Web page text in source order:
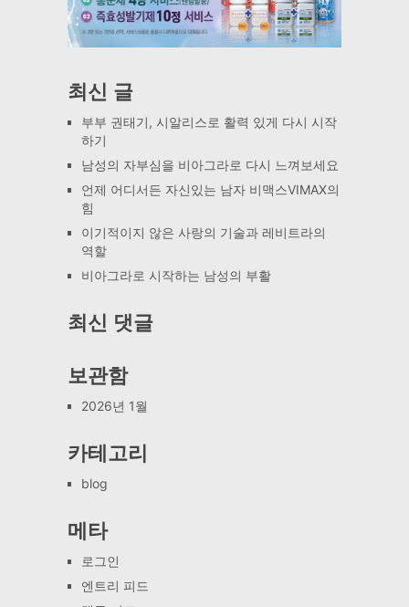
최신 글
부부 권태기, 시알리스로 활력 있게 다시 시작
하기
남성의 자부심을 비아그라로 다시 느껴보세요
언제 어디서든 자신있는 남자 비맥스VIMAX의
힘
이기적이지 않은 사랑의 기술과 레비트라의
역할
비아그라로 시작하는 남성의 부활
최신 댓글
보관함
2026년 1월
카테고리
blog
메타
로그인
엔트리 피드